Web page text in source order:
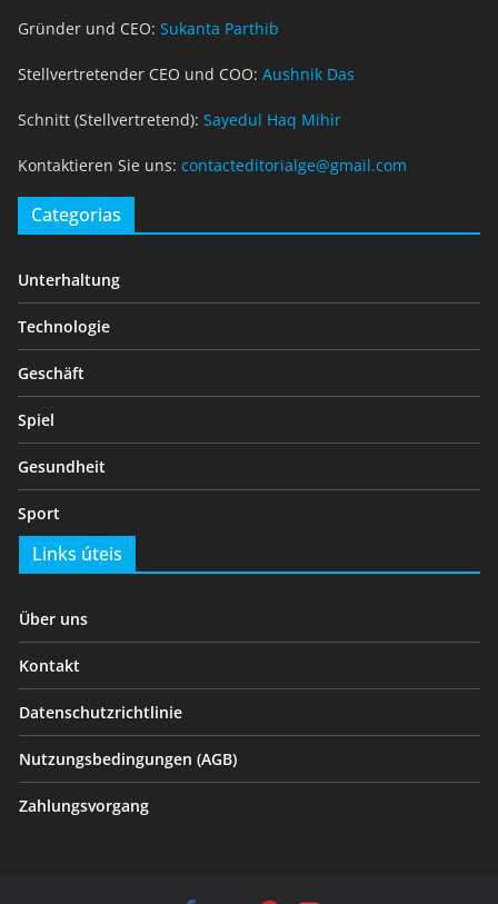
Gründer und CEO: Sukanta Parthib
Stellvertretender CEO und COO: Aushnik Das
Schnitt (Stellvertretend): Sayedul Haq Mihir
Kontaktieren Sie uns: contacteditorialge@gmail.com
Categorias
Unterhaltung
Technologie
Geschäft
Spiel
Gesundheit
Sport
Links úteis
Über uns
Kontakt
Datenschutzrichtlinie
Nutzungsbedingungen (AGB)
Zahlungsvorgang